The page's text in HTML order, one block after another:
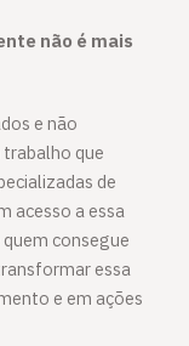
não é mais
e não
que
de
acesso a essa
consegue
essa
e em ações